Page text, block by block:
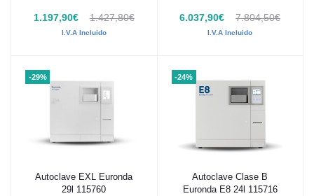
1.197,90€ 1.427,80€
I.V.A Incluido
6.037,90€ 7.804,50€
I.V.A Incluido
-29%
Añadir al carrito
Autoclave EXL Euronda
29l 115760
-24%
Añadir al carrito
Autoclave Clase B
Euronda E8 24l 115716